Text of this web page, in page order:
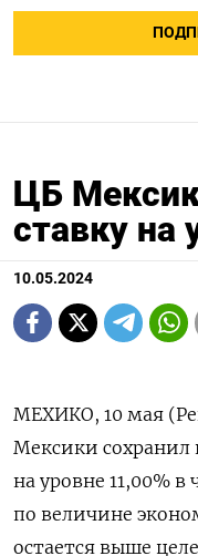
ЦБ
ставку на
10.05.2024
МЕХИКО, 10 мая
Мексики сохранил
на уровне 11,00%
по величине
остается выше